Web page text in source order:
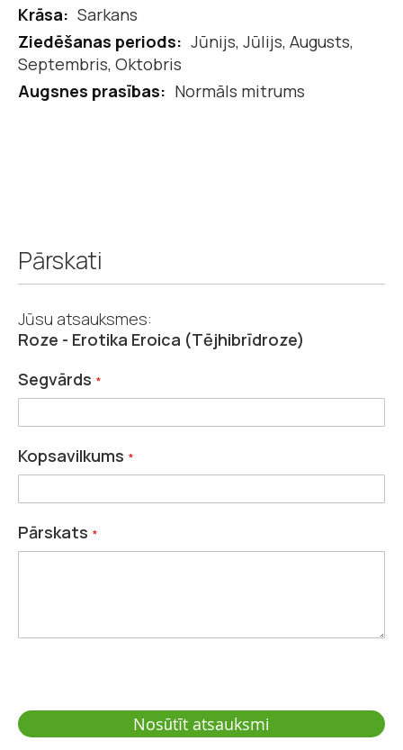
Sarkans
Jūnijs, Jūlijs, Augusts,
Septembris, Oktobris
Normāls mitrums
Pārskati
Jūsu atsauksmes:
Roze - Erotika Eroica (Tējhibrīdroze)
Segvārds
Kopsavilkums
Pārskats
Nosūtīt atsauksmi